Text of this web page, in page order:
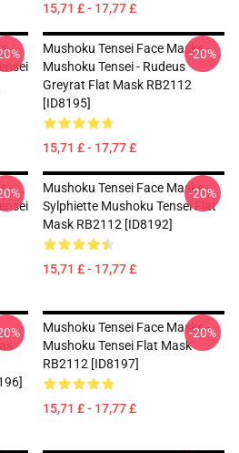
15,71 £ - 17,77 £
-
Mushoku Tensei Face Masks -
Mushoku Tensei - Rudeus
Greyrat Flat Mask RB2112
[ID8195]
15,71 £ - 17,77 £
-20%
-
Mushoku Tensei Face Masks -
Sylphiette Mushoku Tensei Flat
Mask RB2112 [ID8192]
15,71 £ - 17,77 £
-20%
Mushoku Tensei Face Masks -
Mushoku Tensei Flat Mask
RB2112 [ID8197]
15,71 £ - 17,77 £
-20%